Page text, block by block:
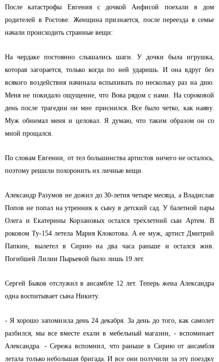
После катастрофы Евгения с дочкой Анфисой поехали в дом
родителей в Ростове. Женщина признается, после переезда в семье
начали происходить странные вещи:
На чердаке постоянно слышались шаги. У дочки была игрушка,
которая загорается, только когда по ней ударишь. И она вдруг без
всякого воздействия начинала вспыхивать по нескольку раз на дню.
Меня не покидало ощущение, что Вова рядом с нами. На сороковой
день после трагедии он мне приснился. Все было четко, как наяву.
Муж обнимал меня и целовал. Я думаю, что таким образом он со
мной прощался.
По словам Евгении, от тел большинства артистов ничего не осталось,
поэтому решили похоронить их личные вещи.
Александр Разумов не дожил до 30-летия четыре месяца, а Владислав
Попов не попал на утренник к сыну в детский сад. У балетной пары
Олега и Екатерины Корзановых остался трехлетний сын Артем. В
роковом Ту-154 летела Мария Клокотова. А ее муж, артист Дмитрий
Папкин, вылетел в Сирию на два часа раньше и остался жив.
Погибшей Лилии Пырьевой было лишь 19 лет.
Сергей Быков отслужил в ансамбле 12 лет. Теперь жена Александра
одна воспитывает сына Никиту.
- Я хорошо запомнила день 24 декабря. За день до того, как самолет
разбился, мы все вместе ехали в мебельный магазин, - вспоминает
Александра. - Сережа вспомнил, что раньше в Сирию от ансамбля
летала только небольшая бригада. И все они получили за эту поездку